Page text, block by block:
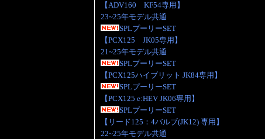
【ADV160 KF54専用】
23~25年モデル共通
SPLプーリーSET
【PCX125 JK05専用】
21~25年モデル共通
SPLプーリーSET
【PCX125ハイブリット JK84専用】
SPLプーリーSET
【PCX125 e:HEV JK06専用】
SPLプーリーSET
【リード125：4バルブ(JK12) 専用】
22~25年モデル共通